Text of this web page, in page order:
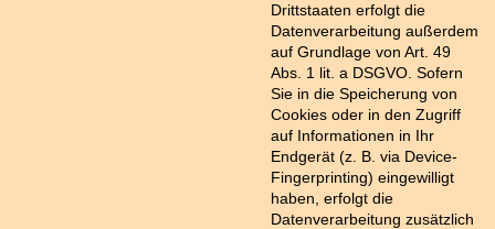
Drittstaaten erfolgt die
Datenverarbeitung außerdem
auf Grundlage von Art. 49
Abs. 1 lit. a DSGVO. Sofern
Sie in die Speicherung von
Cookies oder in den Zugriff
auf Informationen in Ihr
Endgerät (z. B. via Device-
Fingerprinting) eingewilligt
haben, erfolgt die
Datenverarbeitung zusätzlich